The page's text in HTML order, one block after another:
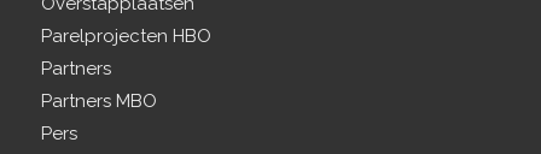
Parelprojecten HBO
Partners
Partners MBO
Pers